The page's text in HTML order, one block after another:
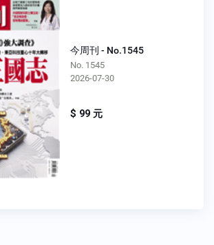
今周刊 - No.1545
No. 1545
2026-07-30
$ 99 元